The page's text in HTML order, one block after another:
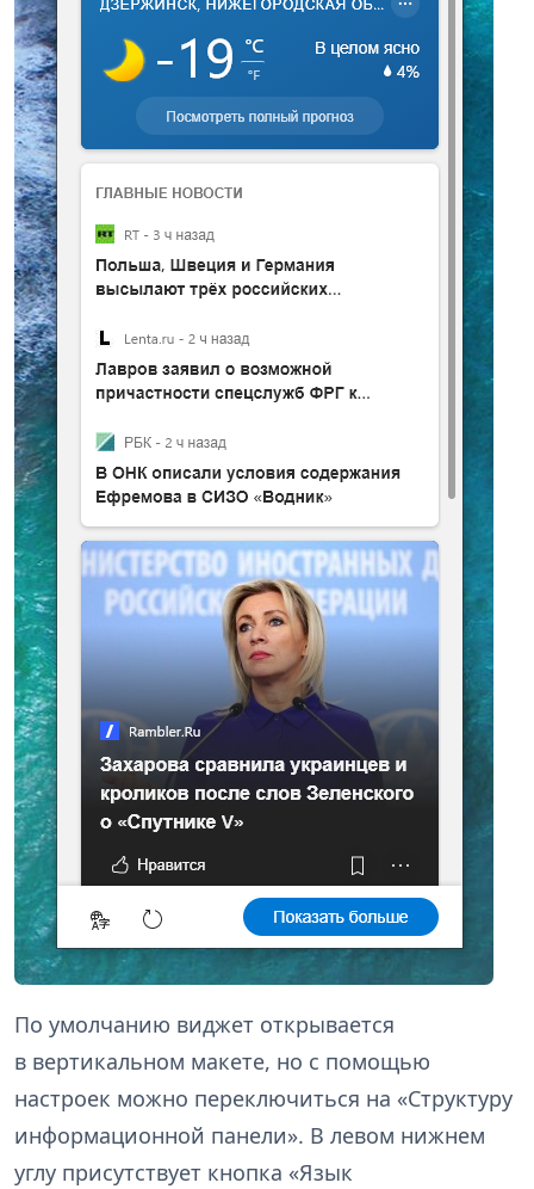
По умолчанию виджет открывается
в вертикальном макете, но с помощью
настроек можно переключиться на «Структуру
информационной панели». В левом нижнем
углу присутствует кнопка «Язык